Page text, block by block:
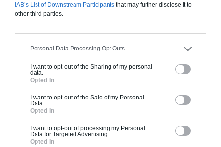
IAB’s List of Downstream Participants that may further disclose it to
other third parties.
Personal Data Processing Opt Outs
I want to opt-out of the Sharing of my personal
data.
Opted In
I want to opt-out of the Sale of my Personal
Data.
Opted In
I want to opt-out of processing my Personal
Data for Targeted Advertising.
Opted In
On estime que les matériaux écologiques sont plus chers
par rapport aux matériaux traditionnels et une étude
matériaux durables était d’environ 75 à 80 % plus chers.
Mais l’investissement en vaut la chandelle, avec une
qualité améliorée et une bonne performance thermique
plupart de ces matériaux sont non-polluants et
n’occasionnent pas d’empreinte carbone. Certains sont
produits par le traitement ultérieur des matériaux de
construction.